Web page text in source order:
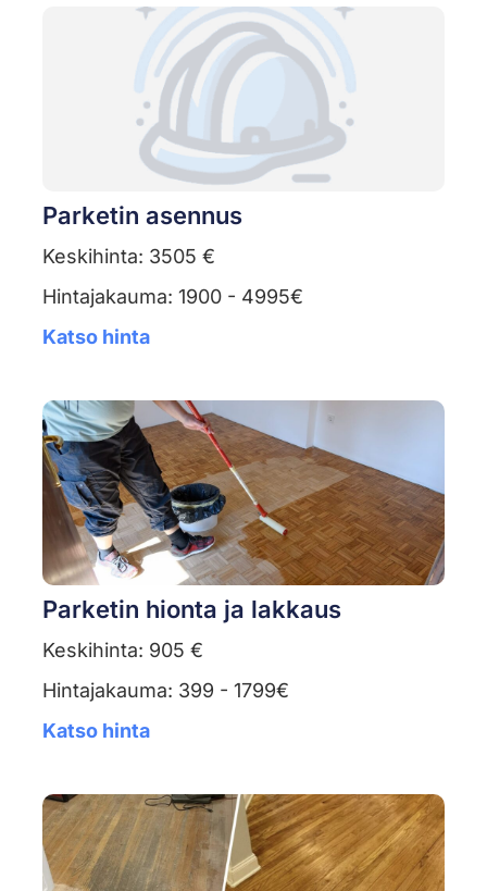
Parketin asennus
Keskihinta: 3505 €
Hintajakauma: 1900 - 4995€
Katso hinta
Parketin hionta ja lakkaus
Keskihinta: 905 €
Hintajakauma: 399 - 1799€
Katso hinta